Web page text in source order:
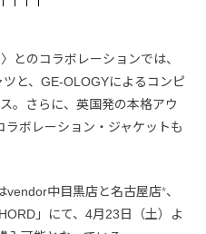
とのコラボレーションでは、
と、GE-OLOGYによるコンピ
。さらに、英国発の本格アウ
ラボレーション・ジャケットも
vendor中目黒店と名古屋店*、
」にて、4月23日（土）よ